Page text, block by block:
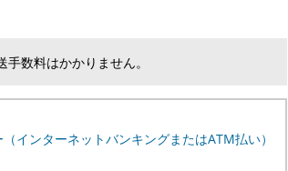
数料はかかりません。
インターネットバンキングまたはATM払い）